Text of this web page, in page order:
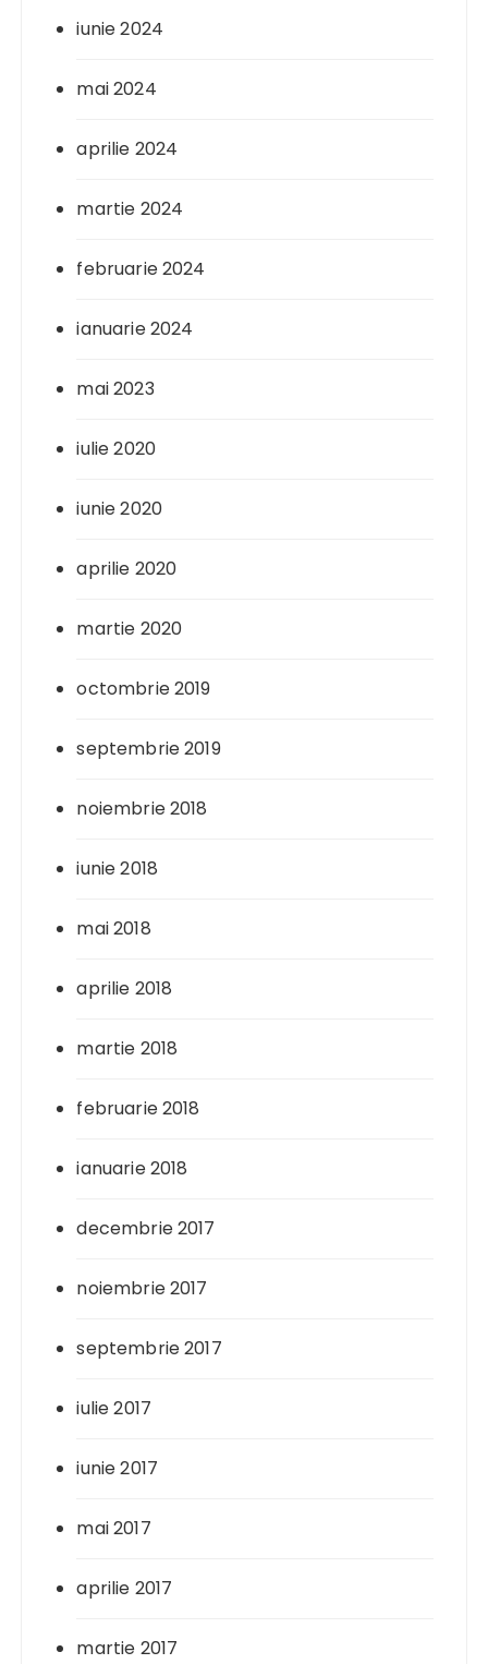
iunie 2024
mai 2024
aprilie 2024
martie 2024
februarie 2024
ianuarie 2024
mai 2023
iulie 2020
iunie 2020
aprilie 2020
martie 2020
octombrie 2019
septembrie 2019
noiembrie 2018
iunie 2018
mai 2018
aprilie 2018
martie 2018
februarie 2018
ianuarie 2018
decembrie 2017
noiembrie 2017
septembrie 2017
iulie 2017
iunie 2017
mai 2017
aprilie 2017
martie 2017